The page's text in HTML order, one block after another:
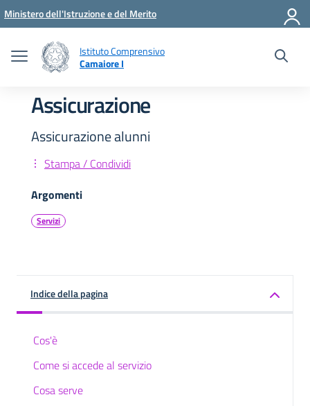
Vai ai contenuti
Vai al menu di navigazione
Vai al footer
Ministero dell'Istruzione e del Merito
Istituto Comprensivo
Camaiore I
Assicurazione
Assicurazione alunni
Stampa / Condividi
Argomenti
Servizi
Indice della pagina
Cos'è
Come si accede al servizio
Cosa serve